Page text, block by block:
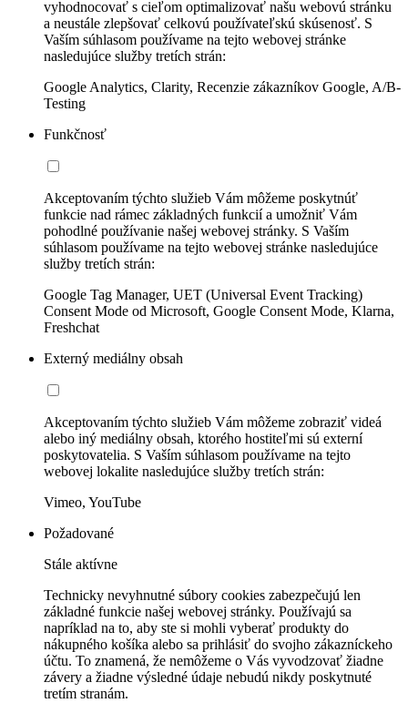
vyhodnocovať s cieľom optimalizovať našu webovú stránku
a neustále zlepšovať celkovú používateľskú skúsenosť. S
Vaším súhlasom používame na tejto webovej stránke
nasledujúce služby tretích strán:
Google Analytics, Clarity, Recenzie zákazníkov Google, A/B-
Testing
Funkčnosť
Akceptovaním týchto služieb Vám môžeme poskytnúť
funkcie nad rámec základných funkcií a umožniť Vám
pohodlné používanie našej webovej stránky. S Vaším
súhlasom používame na tejto webovej stránke nasledujúce
služby tretích strán:
Google Tag Manager, UET (Universal Event Tracking)
Consent Mode od Microsoft, Google Consent Mode, Klarna,
Freshchat
Externý mediálny obsah
Akceptovaním týchto služieb Vám môžeme zobraziť videá
alebo iný mediálny obsah, ktorého hostiteľmi sú externí
poskytovatelia. S Vaším súhlasom používame na tejto
webovej lokalite nasledujúce služby tretích strán:
Vimeo, YouTube
Požadované
Stále aktívne
Technicky nevyhnutné súbory cookies zabezpečujú len
základné funkcie našej webovej stránky. Používajú sa
napríklad na to, aby ste si mohli vyberať produkty do
nákupného košíka alebo sa prihlásiť do svojho zákazníckeho
účtu. To znamená, že nemôžeme o Vás vyvodzovať žiadne
závery a žiadne výsledné údaje nebudú nikdy poskytnuté
tretím stranám.